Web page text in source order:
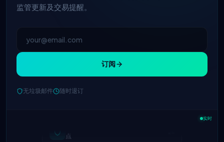
监管更新及交易提醒。
订阅
无垃圾邮件 随时退订
实时